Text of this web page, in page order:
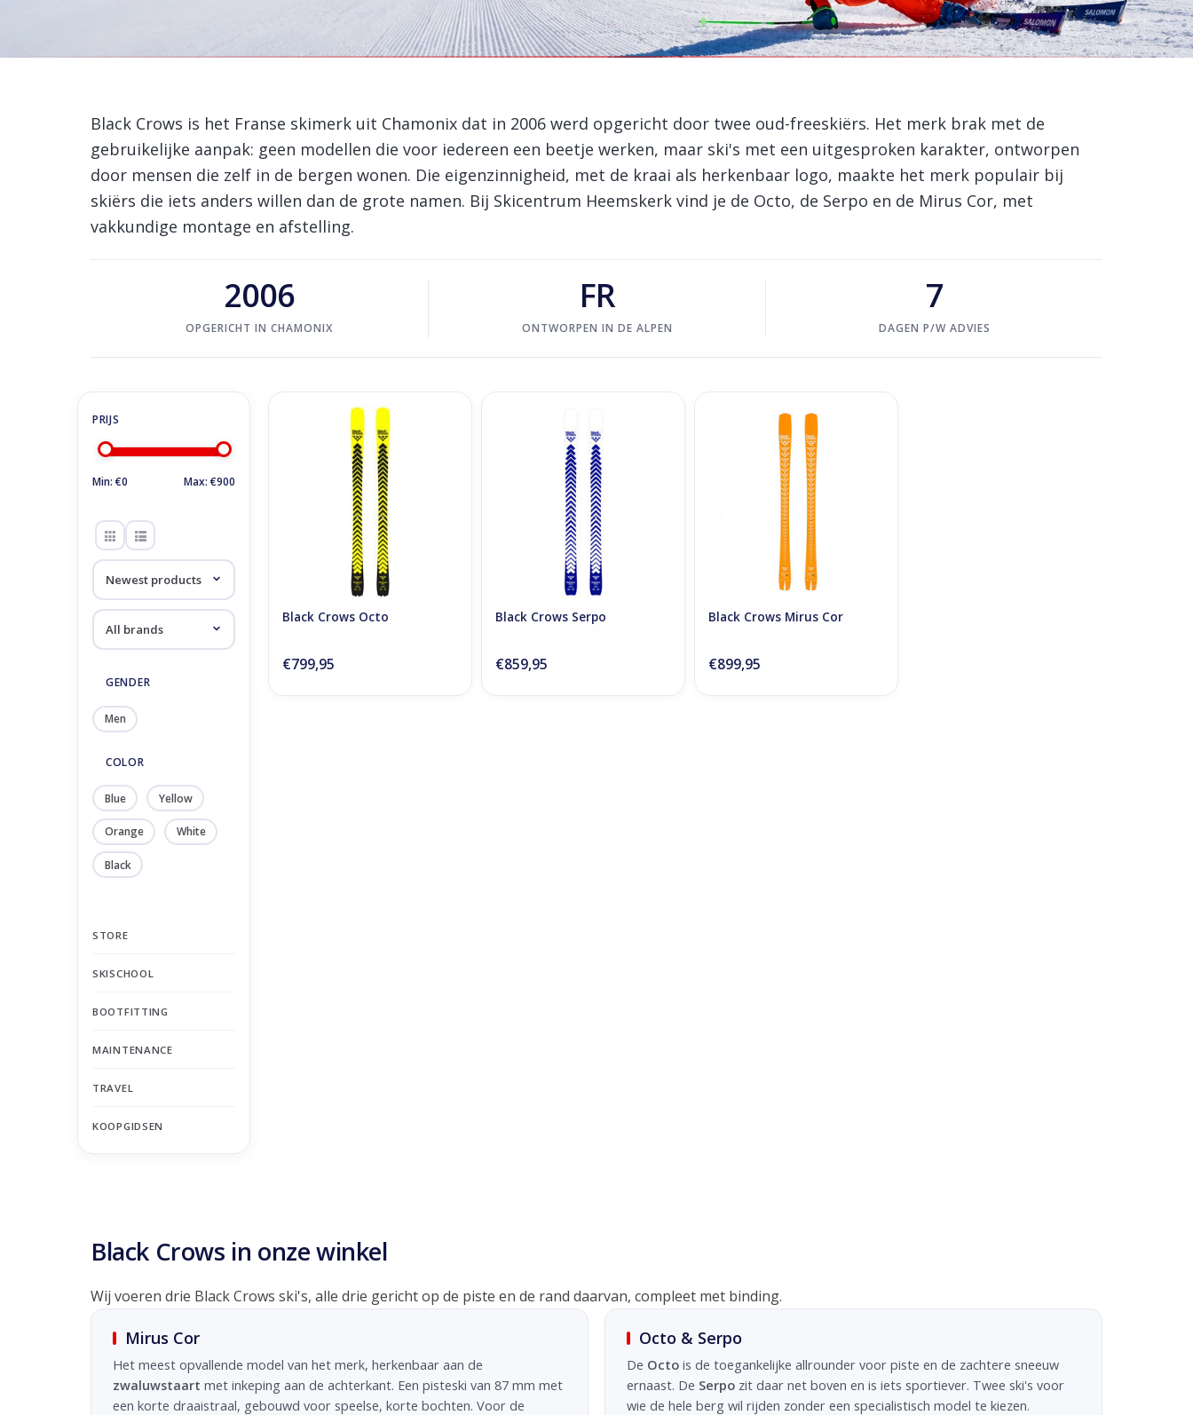
Black Crows ski's
Black Crows is het Franse skimerk uit Chamonix dat in 2006 werd opgericht door twee oud-freeskiërs. Het merk brak met de
gebruikelijke aanpak: geen modellen die voor iedereen een beetje werken, maar ski's met een uitgesproken karakter, ontworpen
door mensen die zelf in de bergen wonen. Die eigenzinnigheid, met de kraai als herkenbaar logo, maakte het merk populair bij
skiërs die iets anders willen dan de grote namen. Bij Skicentrum Heemskerk vind je de Octo, de Serpo en de Mirus Cor, met
vakkundige montage en afstelling.
2006
OPGERICHT IN CHAMONIX
FR
ONTWORPEN IN DE ALPEN
7
DAGEN P/W ADVIES
Min: €0 Max: €900
GENDER
Men
COLOR
Blue Yellow
Orange White
Black
STORE
SKISCHOOL
BOOTFITTING
MAINTENANCE
TRAVEL
KOOPGIDSEN
Black Crows Octo
ADD TO CART
Black Crows Octo
€799,95
ADD TO CART
Black Crows Serpo
€859,95
Black Crows Mirus Cor
ADD TO CART
Black Crows Mirus Cor
€899,95
Black Crows in onze winkel
Wij voeren drie Black Crows ski's, alle drie gericht op de piste en de rand daarvan, compleet met binding.
Mirus Cor
Het meest opvallende model van het merk, herkenbaar aan de
zwaluwstaart met inkeping aan de achterkant. Een pisteski van 87 mm met
een korte draaistraal, gebouwd voor speelse, korte bochten. Voor de
Octo & Serpo
De Octo is de toegankelijke allrounder voor piste en de zachtere sneeuw
ernaast. De Serpo zit daar net boven en is iets sportiever. Twee ski's voor
wie de hele berg wil rijden zonder een specialistisch model te kiezen.